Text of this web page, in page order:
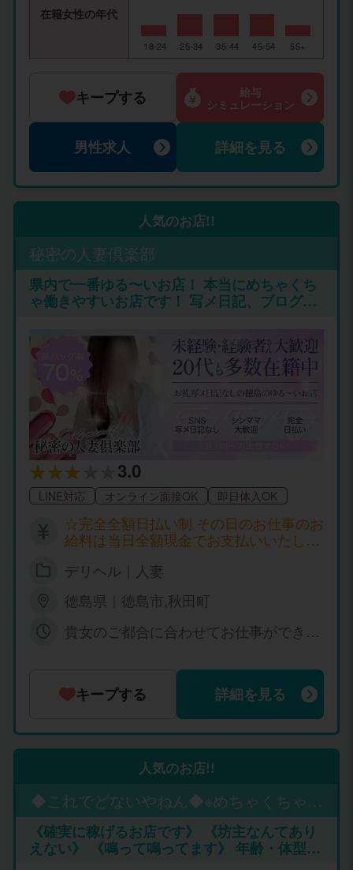
待ち致しております♫ きっと皆さんが不安に
思うことは、高収入でお金は欲しいけど…私
にもできるのかなぁ？ しかし、ちょっとだけ
さん口を揃えて… 「もっと早く問い合わせし
ておけば良かった」 …と必ず言って頂いてお
りますので、メール・お電話から是非お問い
合わせしてみてください。
円 ・120分コース⇒30000円 合計72000
円 〇3日目 (女の子取り
分) ・120分コース⇒30000円 ・60分コ
ース⇒15000円 ・60分コース⇒15000円
120分コース⇒30000円 合計90000円 ※1
0日間のうち3日間だけで総額お持ち帰り
お給料は258000円です、残り7日間は5
時間待機として場合平均25000円として
合計258000円＋175000円＝433000円 体
験入店10日間で持って帰れる金額は608
000円です♪ ※10日間でもって帰れる金
額は出勤時間にもよりますが最低35万円
万円～470000万円平均です！！ ≪経験
者・他店からの移転・出戻りの方の女の
子体験入店お給料システム≫ ◎経験者、
出戻りの女の子にも超高収入♪ 『Newプ
ラン↓↓↓』 体験入店10日間のうち、2日
間はお給料は全額総取りとなっていま
のうち、2日間はお給料は全額総取り) ◇
体験入店30日間 (入店30日間のうち、3
日間はお給料は全額総取り) ◇さらに入
店で一ヶ月に一回総取り！ (例6時間待機
の場合) 〇初日 (女の子取り
分) ・90分コース⇒21000円 ・60分コー
ス⇒15000円 ・120分コース⇒30000円
・120分コース⇒30000円 合計96000円
〇2日目 (女の子取り分)
・120分コース⇒30000円 ・60分コース
⇒15000円 ・60分コース⇒15000円 ・1
20分コース⇒30000円 合計90000円 ※10
日間のうち2日間だけで総額お持ち帰り
お給料は186000円です、残り8日間は6
時間待機として場合平均3万円として合
計186000円＋240000円＝426000円 体験
入店10日間で持って帰れる金額は42600
00円平均です！！ ※体験入店日は連続で
きない・短い時間でしか出勤できない・
都合が中々あわない。色々貴女の為に最
適で稼いで帰れるようなプランを一緒に
お話ししましょう♪ ※7日間、10日間の体
験入店が都合により難しい方なも1日間
プラン、3日間プラン、5日間プランと高
収入プランをご用意させていただいてい
ますので、まずはお気軽にお問合せだけ
でもお待ち致しております♪ ※お客様か
ら頂く金額です ■60分コース └15000円
■90分コース └21000円 ■120分コース └
30000円 危険な情事では地元徳島・四
在籍女性の年代
18-24 25-34 35-44 45-54 55+
キープする
給与
シミュレーション
男性求人 詳細を見る
人気のお店!!
秘密の人妻倶楽部
県内で一番ゆる〜いお店！ 本当にめちゃくち
ゃ働きやすいお店です！ 写メ日記、ブログ、
ます。 気になる客層には自信あり！！ しかも
お仕事にも自信あります 問い合わせだけでも
大丈夫ですので 一度連絡してください。
3.0
LINE対応 オンライン面接OK 即日体入OK
☆完全全額日払い制 その日のお仕事のお
給料は当日全額現金でお支払いいたしま
り金額は変わる場合もございます。 詳し
くはお店に問い合わせください。
デリヘル｜人妻
徳島県｜徳島市,秋田町
貴女のご都合に合わせてお仕事ができま
丈夫です！ １時間前に連絡条件で
キープする 詳細を見る
人気のお店!!
◆これでどないやねん◆※めちゃくちゃ安
い店※
《確実に稼げるお店です》 《坊主なんてあり
えない》 《鳴って鳴ってます》 年齢・体型・